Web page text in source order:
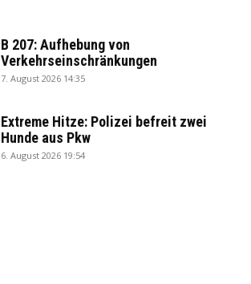
B 207: Aufhebung von
Verkehrseinschränkungen
7. August 2026 14:35
Extreme Hitze: Polizei befreit zwei
Hunde aus Pkw
6. August 2026 19:54